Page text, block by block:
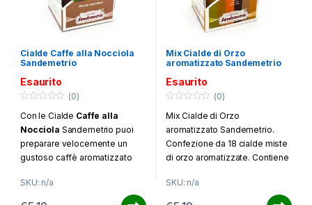
Cialde Caffe alla Nocciola
Sandemetrio
Esaurito
o
t
o
f
5
(0)
Con le Cialde Caffe alla
Nocciola Sandemetrio puoi
preparare velocemente un
gustoso caffè aromatizzato
macchinetta a cialde.
SKU: n/a
Mix Cialde di Orzo
aromatizzato Sandemetrio
Esaurito
o
t
o
f
5
(0)
Mix Cialde di Orzo
aromatizzato Sandemetrio.
Confezione da 18 cialde miste
di orzo aromatizzate. Contiene
Naturale, alla Nocciola, al
SKU: n/a